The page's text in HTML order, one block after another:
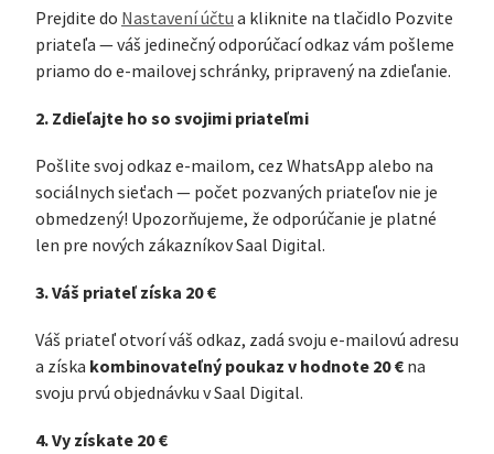
Prejdite do Nastavení účtu a kliknite na tlačidlo Pozvite
priateľa — váš jedinečný odporúčací odkaz vám pošleme
priamo do e-mailovej schránky, pripravený na zdieľanie.
2. Zdieľajte ho so svojimi priateľmi
Pošlite svoj odkaz e-mailom, cez WhatsApp alebo na
sociálnych sieťach — počet pozvaných priateľov nie je
obmedzený! Upozorňujeme, že odporúčanie je platné
len pre nových zákazníkov Saal Digital.
3. Váš priateľ získa 20 €
Váš priateľ otvorí váš odkaz, zadá svoju e-mailovú adresu
a získa kombinovateľný poukaz v hodnote 20 € na
svoju prvú objednávku v Saal Digital.
4. Vy získate 20 €